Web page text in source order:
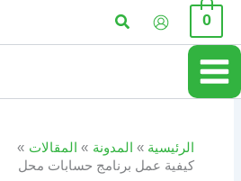
تخطي
المحتوى
0 البحث
الرئيسية المدونة
المقالات
كيفية عمل برنامج حسابات محل